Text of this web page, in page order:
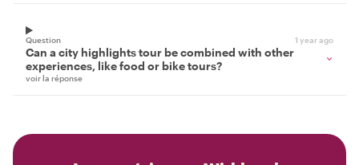
Question 1 year ago
Can a city highlights tour be combined with other
experiences, like food or bike tours?
voir la réponse